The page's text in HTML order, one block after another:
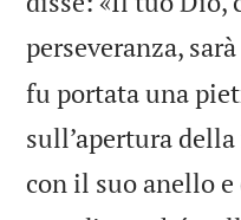
perseveranza,
fu portata una
sull’apertura
con il suo anello